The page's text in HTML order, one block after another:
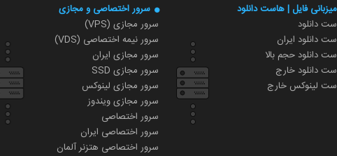
فایل | هاست دانلود
دانلود
دانلود ایران
دانلود حجم بالا
دانلود خارج
لینوکس خارج
سرور اختصاصی و مجازی
سرور مجازی (VPS)
سرور نیمه اختصاصی (VDS)
سرور مجازی ایران
سرور مجازی SSD
سرور مجازی لینوکس
سرور مجازی ویندوز
سرور اختصاصی
سرور اختصاصی ایران
سرور اختصاصی هتزنر آلمان